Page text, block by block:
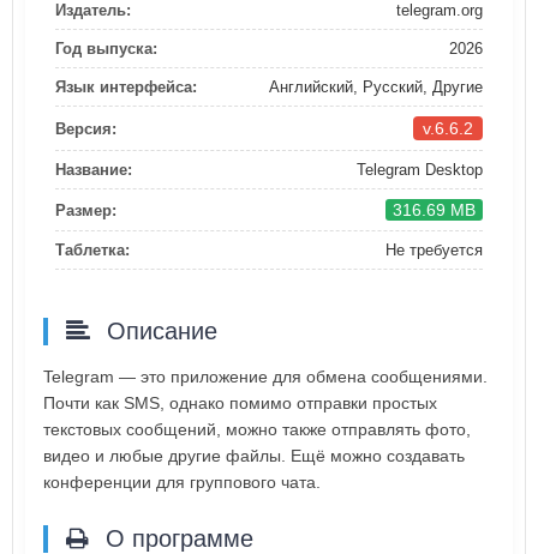
Издатель: telegram.org
Год выпуска: 2026
Язык интерфейса: Английский, Русский, Другие
Версия: v.6.6.2
Название: Telegram Desktop
Размер: 316.69 MB
Таблетка: Не требуется
Описание
Telegram — это приложение для обмена сообщениями.
Почти как SMS, однако помимо отправки простых
текстовых сообщений, можно также отправлять фото,
видео и любые другие файлы. Ещё можно создавать
конференции для группового чата.
О программе